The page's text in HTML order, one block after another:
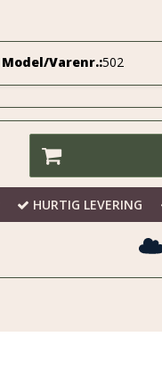
Model/Varenr.:502
HURTIG LEVERING